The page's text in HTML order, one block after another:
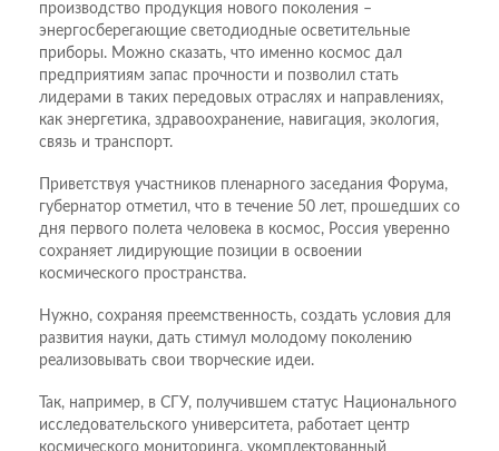
производство продукция нового поколения –
энергосберегающие светодиодные осветительные
приборы. Можно сказать, что именно космос дал
предприятиям запас прочности и позволил стать
лидерами в таких передовых отраслях и направлениях,
как энергетика, здравоохранение, навигация, экология,
связь и транспорт.
Приветствуя участников пленарного заседания Форума,
губернатор отметил, что в течение 50 лет, прошедших со
дня первого полета человека в космос, Россия уверенно
сохраняет лидирующие позиции в освоении
космического пространства.
Нужно, сохраняя преемственность, создать условия для
развития науки, дать стимул молодому поколению
реализовывать свои творческие идеи.
Так, например, в СГУ, получившем статус Национального
исследовательского университета, работает центр